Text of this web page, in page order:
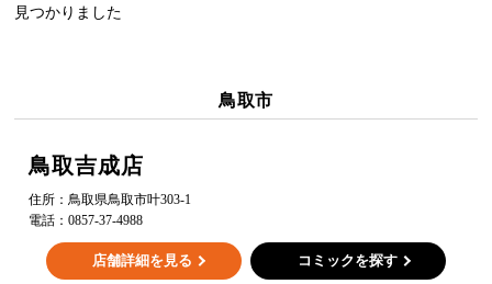
見つかりました
鳥取市
鳥取吉成店
住所：鳥取県鳥取市叶303-1
電話：0857-37-4988
店舗詳細を見る コミックを探す